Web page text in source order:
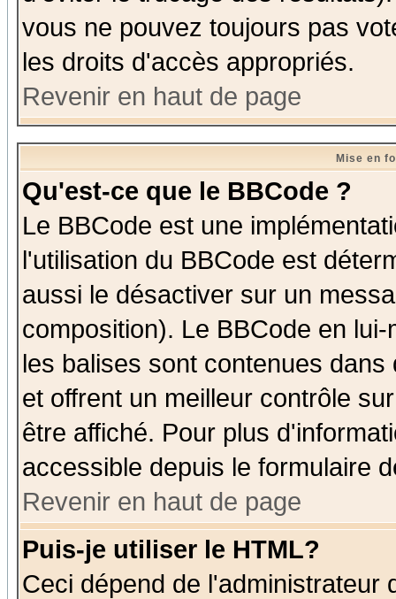
vous ne pouvez toujours pas
les droits d'accès appropriés.
Revenir en haut de page
Mise en
Qu'est-ce que le BBCode ?
Le BBCode est une
l'utilisation du BBCode est
aussi le désactiver sur un
composition). Le BBCode en
les balises sont contenues
et offrent un meilleur contrôle
être affiché. Pour plus
accessible depuis le formulaire
Revenir en haut de page
Puis-je utiliser le HTML?
Ceci dépend de l'administrateur